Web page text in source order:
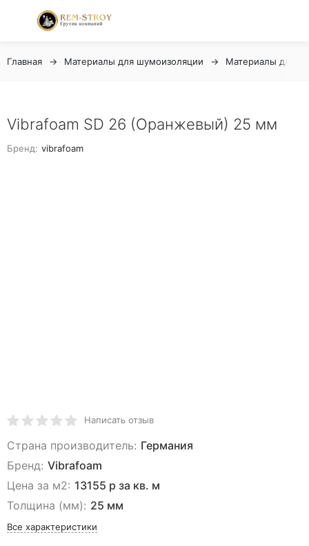
Главная Материалы для шумоизоляции Материалы для
Vibrafoam SD 26 (Оранжевый) 25 мм
Бренд: vibrafoam
Написать отзыв
Страна производитель: Германия
Бренд: Vibrafoam
Цена за м2: 13155 р за кв. м
Толщина (мм): 25 мм
Все характеристики